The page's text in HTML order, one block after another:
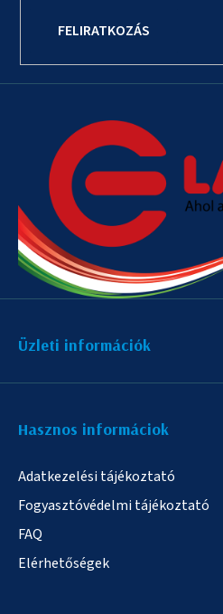
FELIRATKOZÁS
Üzleti információk
Hasznos informáciok
Adatkezelési tájékoztató
Fogyasztóvédelmi tájékoztató
FAQ
Elérhetőségek